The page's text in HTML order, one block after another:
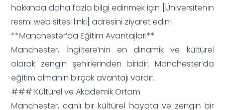
hakkında daha fazla bilgi edinmek için [Üniversitenin
resmi web sitesi linki] adresini ziyaret edin!
**Manchester’da Eğitim Avantajları**
Manchester, İngiltere’nin en dinamik ve kültürel
olarak zengin şehirlerinden biridir. Manchester’da
eğitim almanın birçok avantajı vardır.
### Kültürel ve Akademik Ortam
Manchester, canlı bir kültürel hayata ve zengin bir